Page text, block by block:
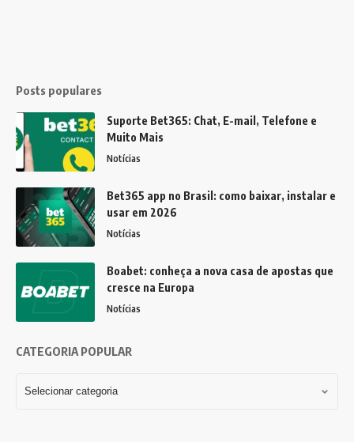
Posts populares
Suporte Bet365: Chat, E-mail, Telefone e
Muito Mais
Notícias
Bet365 app no Brasil: como baixar, instalar e
usar em 2026
Notícias
Boabet: conheça a nova casa de apostas que
cresce na Europa
Notícias
CATEGORIA POPULAR